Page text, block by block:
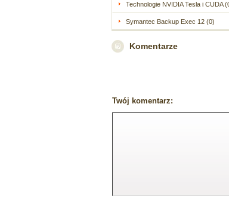
Technologie NVIDIA Tesla i CUDA
Symantec Backup Exec 12 (0)
Komentarze
Twój komentarz: